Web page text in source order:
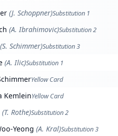
(J. Schoppner)Substitution 1
(A. Ibrahimovic)Substitution 2
(S. Schimmer)Substitution 3
(A. Ilic)Substitution 1
Yellow Card
KemleinYellow Card
(T. Rothe)Substitution 2
Yeong (A. Kral)Substitution 3